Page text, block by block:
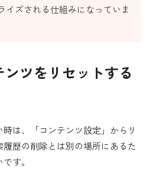
イズされる仕組みになっていま
ツをリセットする
は、「コンテンツ設定」からリ
歴の削除とは別の場所にあるた
す。